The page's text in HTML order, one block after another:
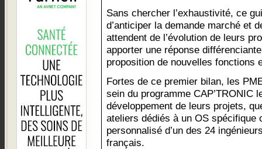
Sans chercher l’exhaustivité, ce
d’anticiper la demande marché et
attendent de l’évolution de leurs
apporter une réponse
proposition de nouvelles fonctions
Fortes de ce premier bilan, les
sein du programme CAP’TRONIC
développement de leurs projets,
ateliers dédiés à un OS spécifique
personnalisé d’un des 24
français.